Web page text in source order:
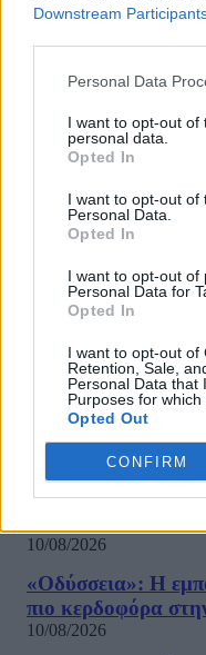
Downstream
Personal Data
I want to opt-out of
personal data.
Opted In
I want to opt-out of
Personal Data.
Opted In
I want to opt-out of
Personal Data for
Opted In
I want to opt-out of
Retention, Sale,
Personal Data that
Purposes for which
Opted Out
CONFIRM
Ανατροπές σε
Analysis – Στο
Δημοσκόπηση για το
σκηνικό να παίρνει φωτιά. Στην πρόθεση ψήφου η Νέα Δημοκρατία
έχει 28%, ο ΣΥΡΙΖΑ
18,3%, ενώ σημειώνει
ΡΟΗ ΕΙΔΗΣΕΩΝ
Σημαντικό deal
10/08/2026
«Οδύσσεια»: Η
πιο κερδοφόρα
10/08/2026